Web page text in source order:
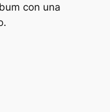
con una